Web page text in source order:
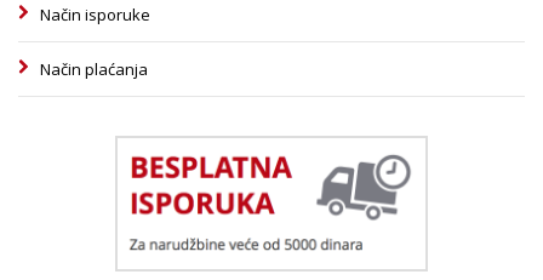
Način isporuke
Način plaćanja